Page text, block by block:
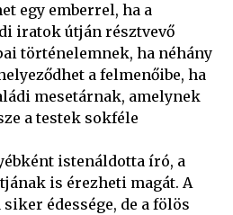
egy emberrel, ha a
iratok útján résztvevő
történelemnek, ha néhány
a felmenőibe, ha
mesetárnak, amelynek
a testek sokféle
istenáldotta író, a
is érezheti magát. A
édessége, de a fölös